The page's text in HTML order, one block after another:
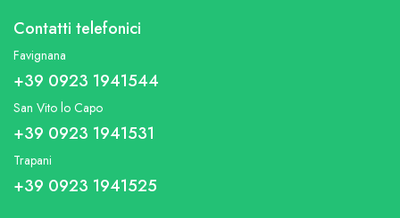
Contatti telefonici
Favignana
+39 0923 1941544
San Vito lo Capo
+39 0923 1941531
Trapani
+39 0923 1941525